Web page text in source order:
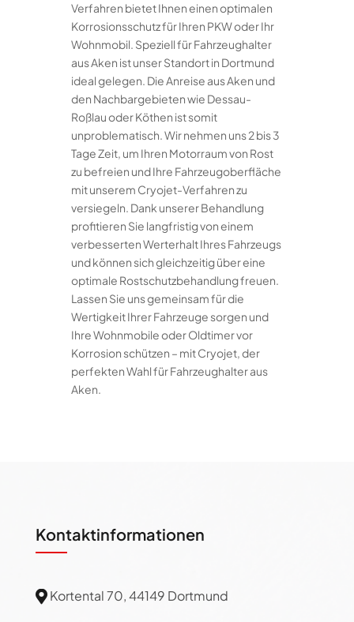
Verfahren bietet Ihnen einen optimalen
Korrosionsschutz für Ihren PKW oder Ihr
Wohnmobil. Speziell für Fahrzeughalter
aus Aken ist unser Standort in Dortmund
ideal gelegen. Die Anreise aus Aken und
den Nachbargebieten wie Dessau-
Roßlau oder Köthen ist somit
unproblematisch. Wir nehmen uns 2 bis 3
Tage Zeit, um Ihren Motorraum von Rost
zu befreien und Ihre Fahrzeugoberfläche
mit unserem Cryojet-Verfahren zu
versiegeln. Dank unserer Behandlung
profitieren Sie langfristig von einem
verbesserten Werterhalt Ihres Fahrzeugs
und können sich gleichzeitig über eine
optimale Rostschutzbehandlung freuen.
Lassen Sie uns gemeinsam für die
Wertigkeit Ihrer Fahrzeuge sorgen und
Ihre Wohnmobile oder Oldtimer vor
Korrosion schützen – mit Cryojet, der
perfekten Wahl für Fahrzeughalter aus
Aken.
Kontaktinformationen
 Kortental 70, 44149 Dortmund